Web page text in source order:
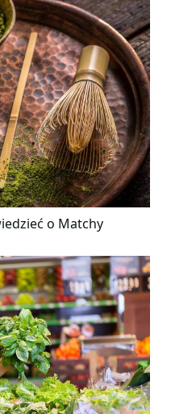
o Matchy